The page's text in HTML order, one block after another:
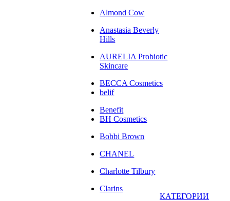
Almond Cow
Anastasia Beverly
Hills
AURELIA Probiotic
Skincare
BECCA Cosmetics
belif
Benefit
BH Cosmetics
Bobbi Brown
CHANEL
Charlotte Tilbury
Clarins
КАТЕГОРИИ